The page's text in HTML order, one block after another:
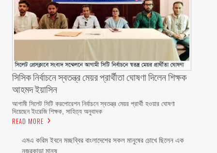
সিসিক নির্বাচনে স্বতন্ত্র মেয়র প্রার্থীতা ঘোষণা দিলেন শিক্ষক
আহমদ ইয়াসিন
আগামী সিলেট সিটি করপোরেশন নির্বাচনে স্বতন্ত্র মেয়র প্রার্থী হওয়ার ঘোষণা
দিয়েছেন ইংরেজি শিক্ষক, সাহিত্য অনুবাদক
READ MORE
এমএ করিম ইবনে মচ্ছব্বির বাংলাদেশের সকল মানুষের চোখে ছিলেন এক
নজরকাড়া মানুষ ‎